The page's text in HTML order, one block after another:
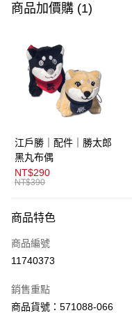
信用卡一次付款
LINE Pay
AFTEE先享後付
【關於「AFTEE先享後付」】
便利好安心！
１．簡單：不需註冊會員、不
２．便利：只要手機號碼，簡
３．安心：先確認商品／服務
１．於結帳方式選擇「AFTEE
２．訂單成立數日內，您將收
３．收到繳費通知簡訊後14天
購買商品的店家。未經商家同
後付繳納相關費用。
運送方式
全家取貨付款
免運費
免運費
商品加價購 (1)
江戶勝｜配件｜勝太郎
黑丸布偶
NT$290
NT$390
商品特色
商品編號
11740373
銷售重點
商品貨號：571088-066